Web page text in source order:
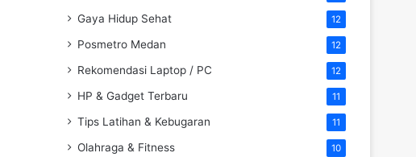
Gaya Hidup Sehat 12
Posmetro Medan 12
Rekomendasi Laptop / PC 12
HP & Gadget Terbaru 11
Tips Latihan & Kebugaran 11
Olahraga & Fitness 10